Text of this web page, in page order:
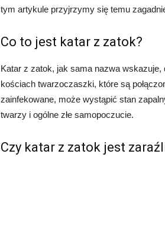
tym artykule przyjrzymy się temu
Co to jest katar z zatok?
Katar z zatok, jak sama nazwa
kościach twarzoczaszki, które są
zainfekowane, może wystąpić stan
twarzy i ogólne złe samopoczucie.
Czy katar z zatok jest